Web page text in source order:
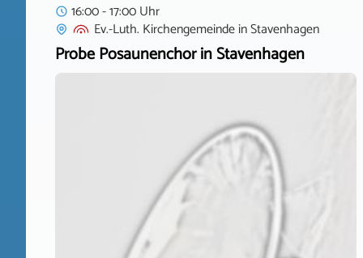
16:00 - 17:00 Uhr
Ev.-Luth. KirchengemeindeinStavenhagen
Probe Posaunenchor in Stavenhagen